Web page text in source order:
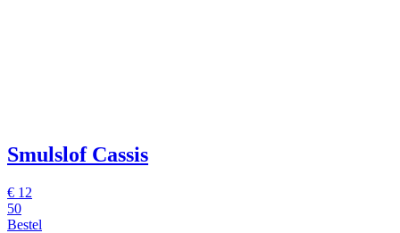
Smulslof Cassis
€ 12
50
Bestel